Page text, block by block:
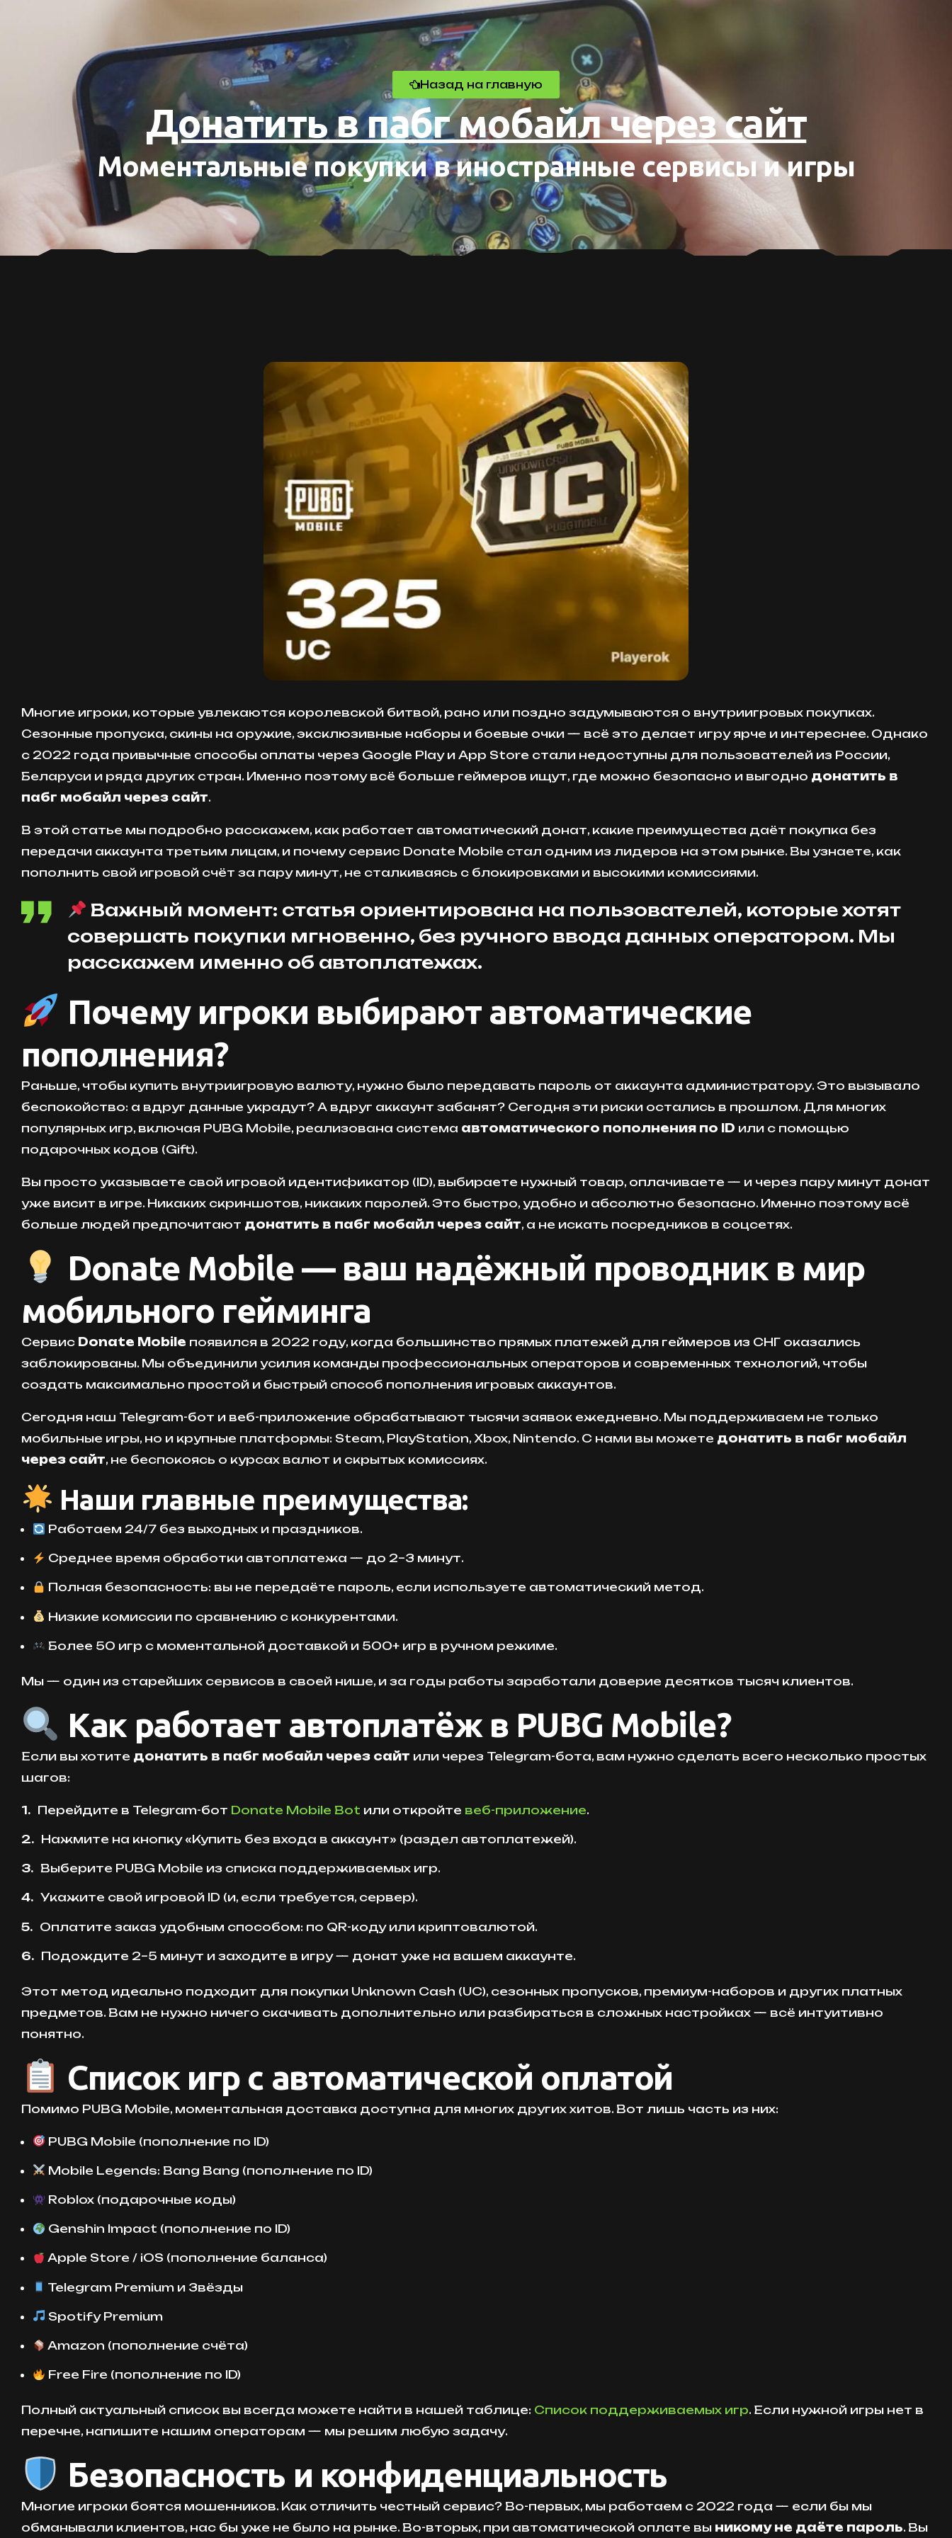
Назад на главную
Донатить в пабг мобайл через сайт
Моментальные покупки в иностранные сервисы и игры
Многие игроки, которые увлекаются королевской битвой, рано или поздно задумываются о внутриигровых покупках.
Сезонные пропуска, скины на оружие, эксклюзивные наборы и боевые очки — всё это делает игру ярче и интереснее. Однако
с 2022 года привычные способы оплаты через Google Play и App Store стали недоступны для пользователей из России,
Беларуси и ряда других стран. Именно поэтому всё больше геймеров ищут, где можно безопасно и выгодно донатить в
пабг мобайл через сайт.
В этой статье мы подробно расскажем, как работает автоматический донат, какие преимущества даёт покупка без
передачи аккаунта третьим лицам, и почему сервис Donate Mobile стал одним из лидеров на этом рынке. Вы узнаете, как
пополнить свой игровой счёт за пару минут, не сталкиваясь с блокировками и высокими комиссиями.
Важный момент: статья ориентирована на пользователей, которые хотят
совершать покупки мгновенно, без ручного ввода данных оператором. Мы
расскажем именно об автоплатежах.
Почему игроки выбирают автоматические
пополнения?
Раньше, чтобы купить внутриигровую валюту, нужно было передавать пароль от аккаунта администратору. Это вызывало
беспокойство: а вдруг данные украдут? А вдруг аккаунт забанят? Сегодня эти риски остались в прошлом. Для многих
популярных игр, включая PUBG Mobile, реализована система автоматического пополнения по ID или с помощью
подарочных кодов (Gift).
Вы просто указываете свой игровой идентификатор (ID), выбираете нужный товар, оплачиваете — и через пару минут донат
уже висит в игре. Никаких скриншотов, никаких паролей. Это быстро, удобно и абсолютно безопасно. Именно поэтому всё
больше людей предпочитают донатить в пабг мобайл через сайт, а не искать посредников в соцсетях.
Donate Mobile — ваш надёжный проводник в мир
мобильного гейминга
Сервис Donate Mobile появился в 2022 году, когда большинство прямых платежей для геймеров из СНГ оказались
заблокированы. Мы объединили усилия команды профессиональных операторов и современных технологий, чтобы
создать максимально простой и быстрый способ пополнения игровых аккаунтов.
Сегодня наш Telegram-бот и веб-приложение обрабатывают тысячи заявок ежедневно. Мы поддерживаем не только
мобильные игры, но и крупные платформы: Steam, PlayStation, Xbox, Nintendo. С нами вы можете донатить в пабг мобайл
через сайт, не беспокоясь о курсах валют и скрытых комиссиях.
Наши главные преимущества:
Работаем 24/7 без выходных и праздников.
Среднее время обработки автоплатежа — до 2–3 минут.
Полная безопасность: вы не передаёте пароль, если используете автоматический метод.
Низкие комиссии по сравнению с конкурентами.
Более 50 игр с моментальной доставкой и 500+ игр в ручном режиме.
Мы — один из старейших сервисов в своей нише, и за годы работы заработали доверие десятков тысяч клиентов.
Как работает автоплатёж в PUBG Mobile?
Если вы хотите донатить в пабг мобайл через сайт или через Telegram-бота, вам нужно сделать всего несколько простых
шагов:
Перейдите в Telegram-бот Donate Mobile Bot или откройте веб-приложение.
Нажмите на кнопку «Купить без входа в аккаунт» (раздел автоплатежей).
Выберите PUBG Mobile из списка поддерживаемых игр.
Укажите свой игровой ID (и, если требуется, сервер).
Оплатите заказ удобным способом: по QR-коду или криптовалютой.
Подождите 2–5 минут и заходите в игру — донат уже на вашем аккаунте.
Этот метод идеально подходит для покупки Unknown Cash (UC), сезонных пропусков, премиум-наборов и других платных
предметов. Вам не нужно ничего скачивать дополнительно или разбираться в сложных настройках — всё интуитивно
понятно.
Список игр с автоматической оплатой
Помимо PUBG Mobile, моментальная доставка доступна для многих других хитов. Вот лишь часть из них:
PUBG Mobile (пополнение по ID)
Mobile Legends: Bang Bang (пополнение по ID)
Roblox (подарочные коды)
Genshin Impact (пополнение по ID)
Apple Store / iOS (пополнение баланса)
Telegram Premium и Звёзды
Spotify Premium
Amazon (пополнение счёта)
Free Fire (пополнение по ID)
Полный актуальный список вы всегда можете найти в нашей таблице: Список поддерживаемых игр. Если нужной игры нет в
перечне, напишите нашим операторам — мы решим любую задачу.
Безопасность и конфиденциальность
Многие игроки боятся мошенников. Как отличить честный сервис? Во-первых, мы работаем с 2022 года — если бы мы
обманывали клиентов, нас бы уже не было на рынке. Во-вторых, при автоматической оплате вы никому не даёте пароль. Вы